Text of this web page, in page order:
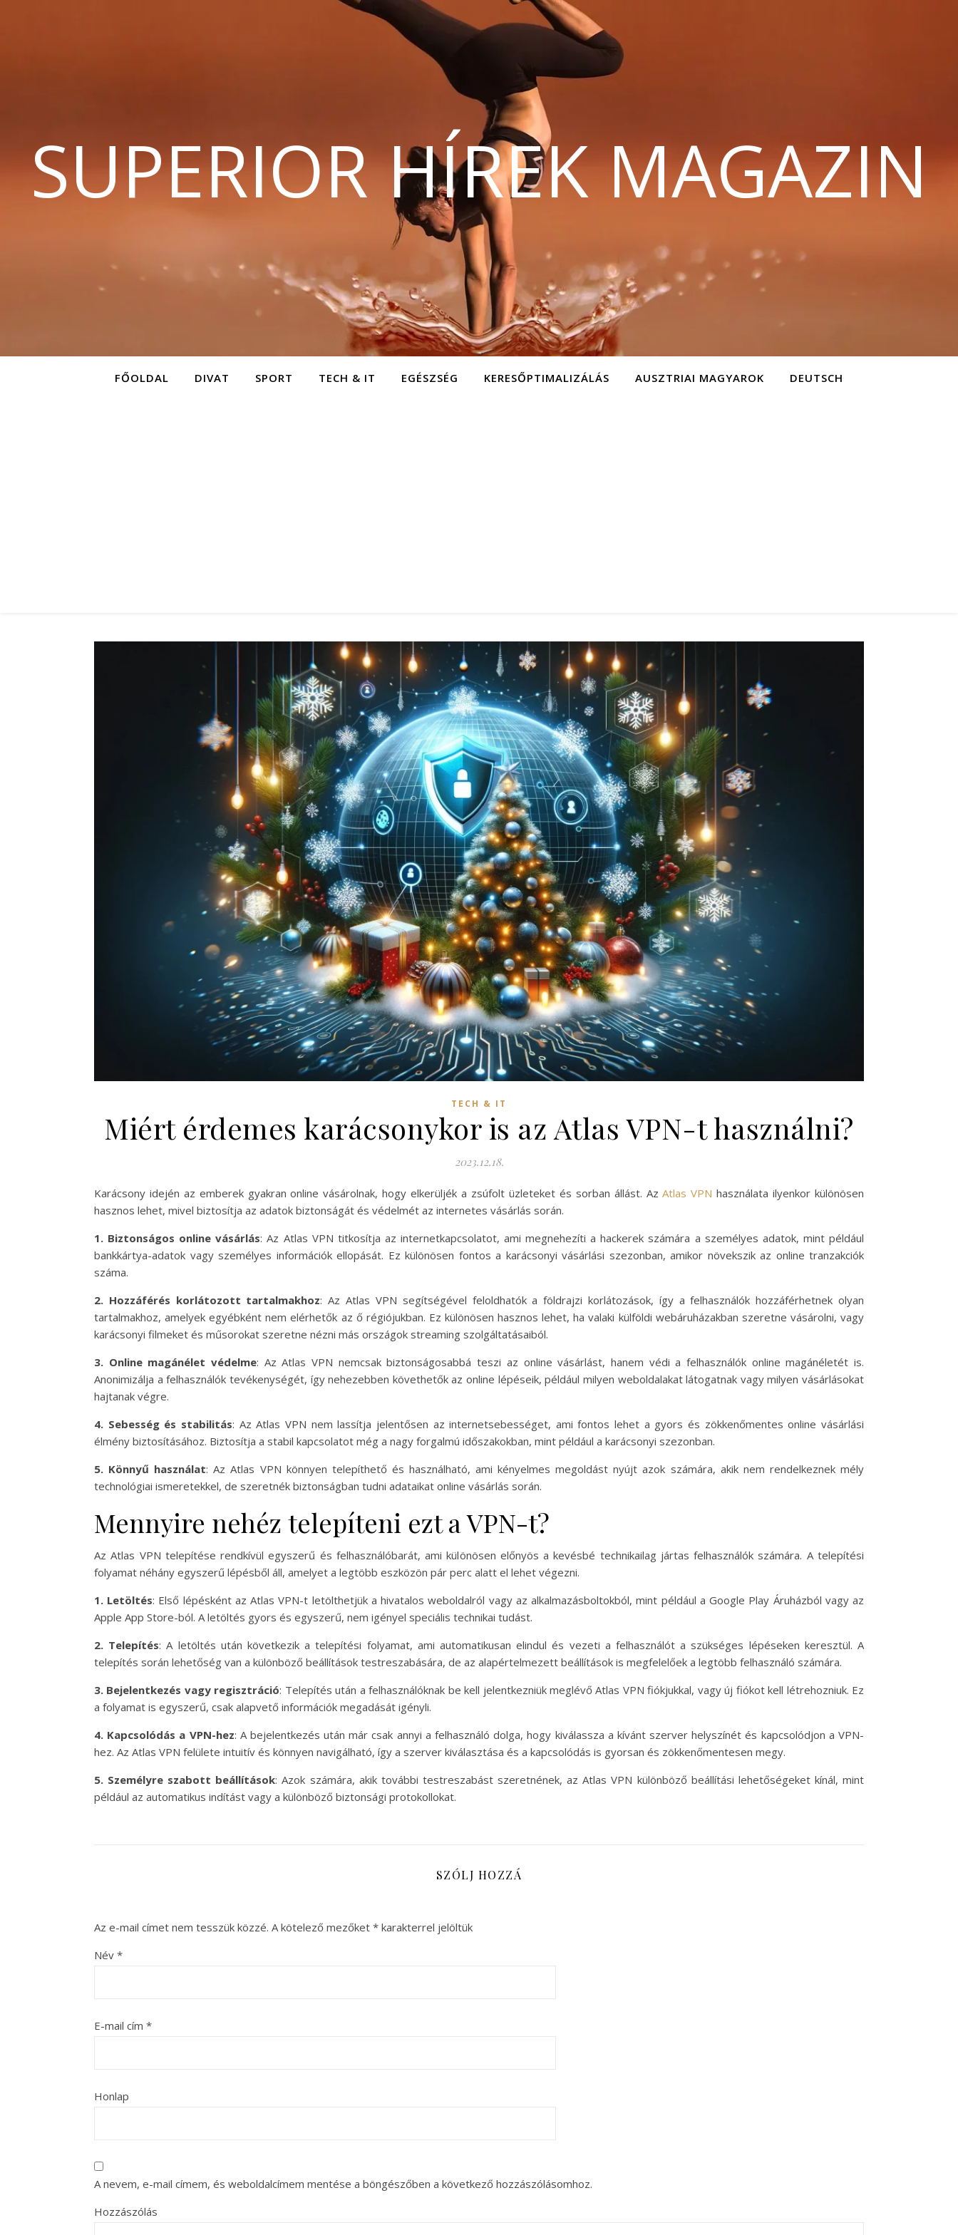
SUPERIOR HÍREK MAGAZIN
FŐOLDAL DIVAT SPORT TECH & IT EGÉSZSÉG KERESŐPTIMALIZÁLÁS AUSZTRIAI MAGYAROK DEUTSCH
TECH & IT
Miért érdemes karácsonykor is az Atlas VPN-t használni?
2023.12.18.
Karácsony idején az emberek gyakran online vásárolnak, hogy elkerüljék a zsúfolt üzleteket és sorban állást. AzAtlas VPN használata ilyenkor különösen
hasznos lehet, mivel biztosítja az adatok biztonságát és védelmét az internetes vásárlás során.
1. Biztonságos online vásárlás: Az Atlas VPN titkosítja az internetkapcsolatot, ami megnehezíti a hackerek számára a személyes adatok, mint például
bankkártya-adatok vagy személyes információk ellopását. Ez különösen fontos a karácsonyi vásárlási szezonban, amikor növekszik az online tranzakciók
száma.
2. Hozzáférés korlátozott tartalmakhoz: Az Atlas VPN segítségével feloldhatók a földrajzi korlátozások, így a felhasználók hozzáférhetnek olyan
tartalmakhoz, amelyek egyébként nem elérhetők az ő régiójukban. Ez különösen hasznos lehet, ha valaki külföldi webáruházakban szeretne vásárolni, vagy
karácsonyi filmeket és műsorokat szeretne nézni más országok streaming szolgáltatásaiból.
3. Online magánélet védelme: Az Atlas VPN nemcsak biztonságosabbá teszi az online vásárlást, hanem védi a felhasználók online magánéletét is.
Anonimizálja a felhasználók tevékenységét, így nehezebben követhetők az online lépéseik, például milyen weboldalakat látogatnak vagy milyen vásárlásokat
hajtanak végre.
4. Sebesség és stabilitás: Az Atlas VPN nem lassítja jelentősen az internetsebességet, ami fontos lehet a gyors és zökkenőmentes online vásárlási
élmény biztosításához. Biztosítja a stabil kapcsolatot még a nagy forgalmú időszakokban, mint például a karácsonyi szezonban.
5. Könnyű használat: Az Atlas VPN könnyen telepíthető és használható, ami kényelmes megoldást nyújt azok számára, akik nem rendelkeznek mély
technológiai ismeretekkel, de szeretnék biztonságban tudni adataikat online vásárlás során.
Mennyire nehéz telepíteni ezt a VPN-t?
Az Atlas VPN telepítése rendkívül egyszerű és felhasználóbarát, ami különösen előnyös a kevésbé technikailag jártas felhasználók számára. A telepítési
folyamat néhány egyszerű lépésből áll, amelyet a legtöbb eszközön pár perc alatt el lehet végezni.
1. Letöltés: Első lépésként az Atlas VPN-t letölthetjük a hivatalos weboldalról vagy az alkalmazásboltokból, mint például a Google Play Áruházból vagy az
Apple App Store-ból. A letöltés gyors és egyszerű, nem igényel speciális technikai tudást.
2. Telepítés: A letöltés után következik a telepítési folyamat, ami automatikusan elindul és vezeti a felhasználót a szükséges lépéseken keresztül. A
telepítés során lehetőség van a különböző beállítások testreszabására, de az alapértelmezett beállítások is megfelelőek a legtöbb felhasználó számára.
3. Bejelentkezés vagy regisztráció: Telepítés után a felhasználóknak be kell jelentkezniük meglévő Atlas VPN fiókjukkal, vagy új fiókot kell létrehozniuk. Ez
a folyamat is egyszerű, csak alapvető információk megadását igényli.
4. Kapcsolódás a VPN-hez: A bejelentkezés után már csak annyi a felhasználó dolga, hogy kiválassza a kívánt szerver helyszínét és kapcsolódjon a VPN-
hez. Az Atlas VPN felülete intuitív és könnyen navigálható, így a szerver kiválasztása és a kapcsolódás is gyorsan és zökkenőmentesen megy.
5. Személyre szabott beállítások: Azok számára, akik további testreszabást szeretnének, az Atlas VPN különböző beállítási lehetőségeket kínál, mint
például az automatikus indítást vagy a különböző biztonsági protokollokat.
SZÓLJ HOZZÁ
Az e-mail címet nem tesszük közzé. A kötelező mezőket * karakterrel jelöltük
Név *
E-mail cím *
Honlap
A nevem, e-mail címem, és weboldalcímem mentése a böngészőben a következő hozzászólásomhoz.
Hozzászólás